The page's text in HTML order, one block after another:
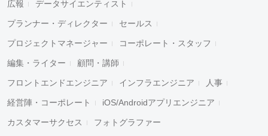
広報 データサイエンティスト
プランナー・ディレクター セールス
プロジェクトマネージャー コーポレート・スタッフ
編集・ライター 顧問・講師
フロントエンドエンジニア インフラエンジニア 人事
経営陣・コーポレート iOS/Androidアプリエンジニア
カスタマーサクセス フォトグラファー